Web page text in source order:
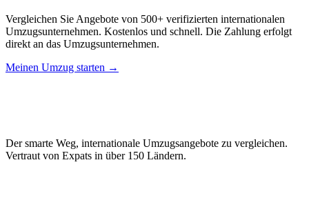
Vergleichen Sie Angebote von 500+ verifizierten internationalen
Umzugsunternehmen. Kostenlos und schnell. Die Zahlung erfolgt
direkt an das Umzugsunternehmen.
Meinen Umzug starten →
Der smarte Weg, internationale Umzugsangebote zu vergleichen.
Vertraut von Expats in über 150 Ländern.